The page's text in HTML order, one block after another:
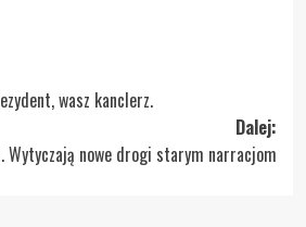
wasz kanclerz.
Dalej:
Wytyczają nowe drogi starym narracjom